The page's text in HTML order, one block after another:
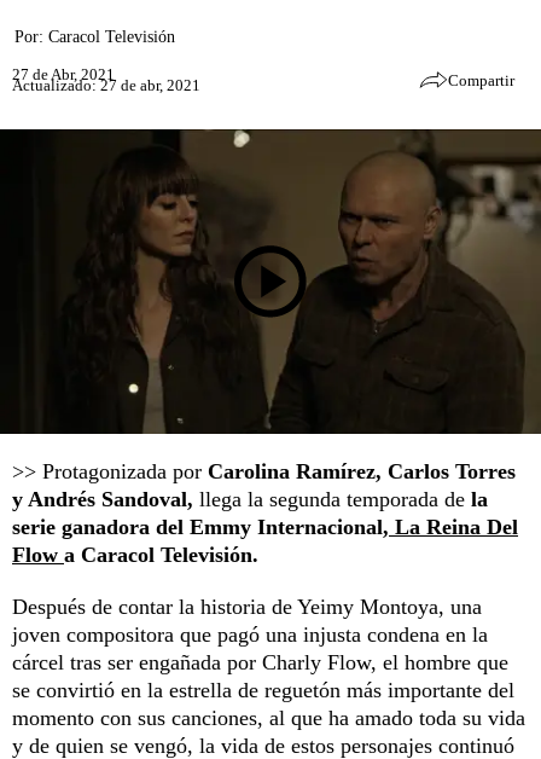
Por: Caracol Televisión
27 de Abr, 2021
Actualizado: 27 de abr, 2021 Compartir
>> Protagonizada por Carolina Ramírez, Carlos Torres
y Andrés Sandoval, llega la segunda temporada de la
serie ganadora del Emmy Internacional, La Reina Del
Flow a Caracol Televisión.
Después de contar la historia de Yeimy Montoya, una
joven compositora que pagó una injusta condena en la
cárcel tras ser engañada por Charly Flow, el hombre que
se convirtió en la estrella de reguetón más importante del
momento con sus canciones, al que ha amado toda su vida
y de quien se vengó, la vida de estos personajes continuó